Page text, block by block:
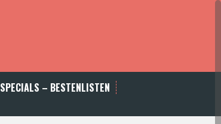
SPECIALS – BESTENLISTEN